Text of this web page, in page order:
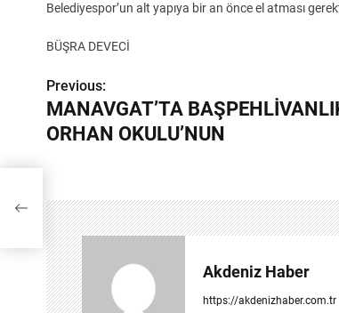
Belediyespor’un alt yapıya bir an önce el atması
BÜŞRA DEVECİ
Y
a
g
e
z
Previous:
MANAVGAT’TA
ORHAN OKULU’NUN
Akdeniz Haber
https://akdenizhaber.com.tr